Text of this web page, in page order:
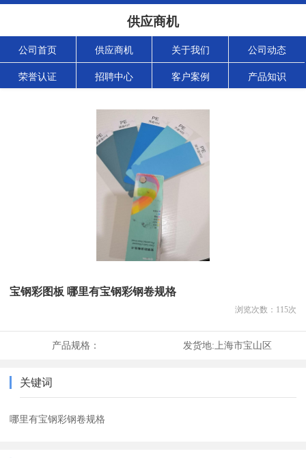
供应商机
公司首页 供应商机 关于我们 公司动态
荣誉认证 招聘中心 客户案例 产品知识
宝钢彩图板 哪里有宝钢彩钢卷规格
浏览次数： 115次
产品规格： 发货地: 上海市宝山区
关键词
哪里有宝钢彩钢卷规格